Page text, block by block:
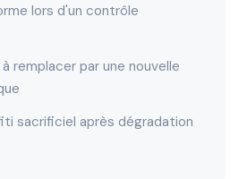
lors d'un contrôle
remplacer par une nouvelle
sacrificiel après dégradation